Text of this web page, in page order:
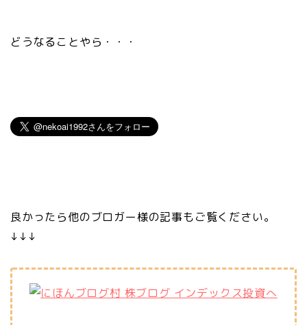
どうなることやら・・・
良かったら他のブロガー様の記事もご覧ください。
↓↓↓